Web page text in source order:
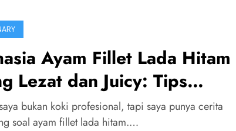
Ayam Fillet Lada Hitam
Lezat dan Juicy: Tips
ala Rumahan
bukan koki profesional, tapi saya punya cerita
soal ayam fillet lada hitam.…